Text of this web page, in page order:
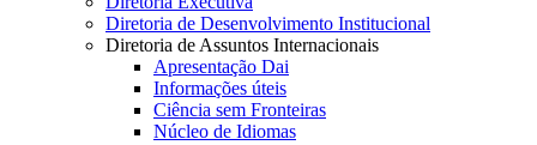
Diretoria de Desenvolvimento Institucional
Diretoria de Assuntos Internacionais
Apresentação Dai
Informações úteis
Ciência sem Fronteiras
Núcleo de Idiomas